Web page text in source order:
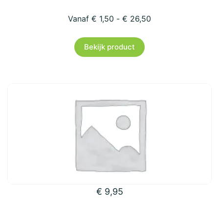
€ 1,50 - € 26,50
Bekijk product
product
Deze
€ 9,95